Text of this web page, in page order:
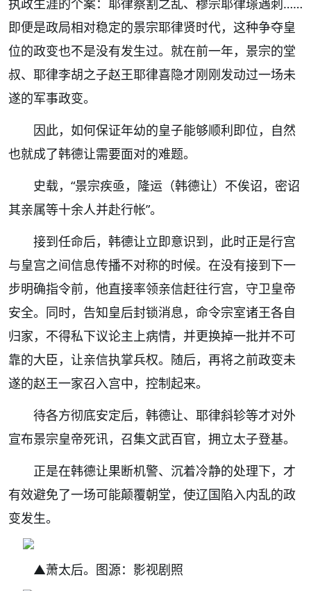
执政生涯的个案：耶律察割之乱、穆宗耶律璟遇刺……
即便是政局相对稳定的景宗耶律贤时代，这种争夺皇
位的政变也不是没有发生过。就在前一年，景宗的堂
叔、耶律李胡之子赵王耶律喜隐才刚刚发动过一场未
遂的军事政变。
因此，如何保证年幼的皇子能够顺利即位，自然
也就成了韩德让需要面对的难题。
史载，“景宗疾亟，隆运（韩德让）不俟诏，密诏
其亲属等十余人并赴行帐”。
接到任命后，韩德让立即意识到，此时正是行宫
与皇宫之间信息传播不对称的时候。在没有接到下一
步明确指令前，他直接率领亲信赶往行宫，守卫皇帝
安全。同时，告知皇后封锁消息，命令宗室诸王各自
归家，不得私下议论主上病情，并更换掉一批并不可
靠的大臣，让亲信执掌兵权。随后，再将之前政变未
遂的赵王一家召入宫中，控制起来。
待各方彻底安定后，韩德让、耶律斜轸等才对外
宣布景宗皇帝死讯，召集文武百官，拥立太子登基。
正是在韩德让果断机警、沉着冷静的处理下，才
有效避免了一场可能颠覆朝堂，使辽国陷入内乱的政
变发生。
▲萧太后。图源：影视剧照